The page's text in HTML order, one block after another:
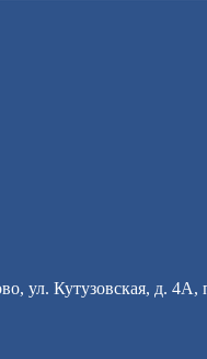
ул. Кутузовская, д.